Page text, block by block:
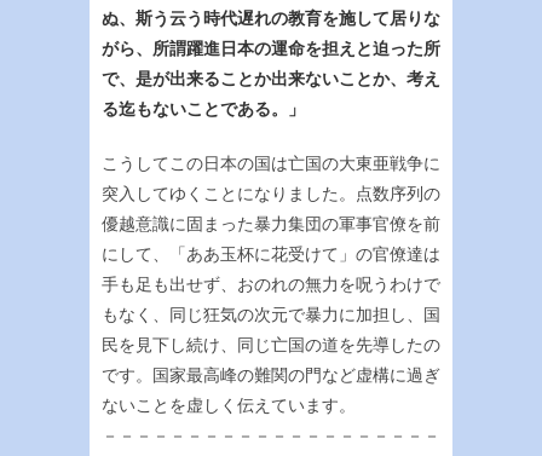
ぬ、斯う云う時代遅れの教育を施して居りな
がら、所謂躍進日本の運命を担えと迫った所
で、是が出来ることか出来ないことか、考え
る迄もないことである。」
こうしてこの日本の国は亡国の大東亜戦争に
突入してゆくことになりました。点数序列の
優越意識に固まった暴力集団の軍事官僚を前
にして、「ああ玉杯に花受けて」の官僚達は
手も足も出せず、おのれの無力を呪うわけで
もなく、同じ狂気の次元で暴力に加担し、国
民を見下し続け、同じ亡国の道を先導したの
です。国家最高峰の難関の門など虚構に過ぎ
ないことを虚しく伝えています。
－－－－－－－－－－－－－－－－－－－－